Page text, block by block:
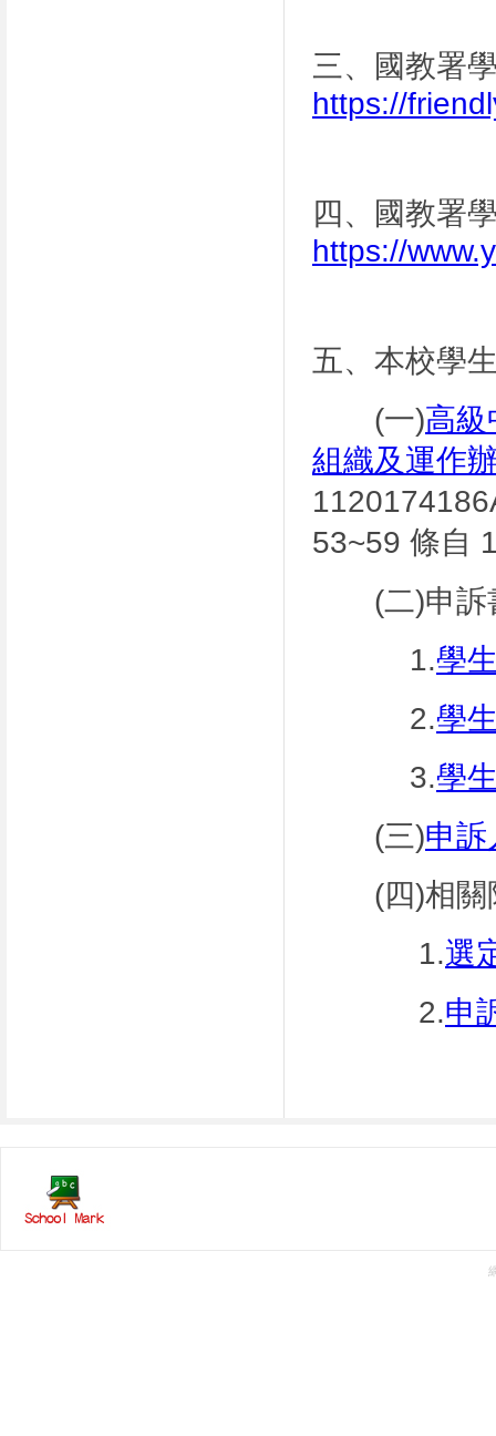
三、國教署
https://
四、國教署
https://
五、本校學
(一)高級
組織及運作
53~59 條自
(二)申訴
1.學
2.學
3.學
(三)申訴
(四)相關
1.選
2.申